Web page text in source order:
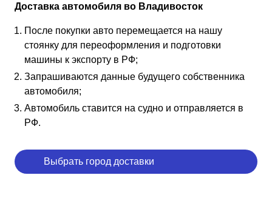
Доставка автомобиля во Владивосток
После покупки авто перемещается на нашу
стоянку для переоформления и подготовки
машины к экспорту в РФ;
Запрашиваются данные будущего собственника
автомобиля;
Автомобиль ставится на судно и отправляется в
РФ.
Выбрать город доставки